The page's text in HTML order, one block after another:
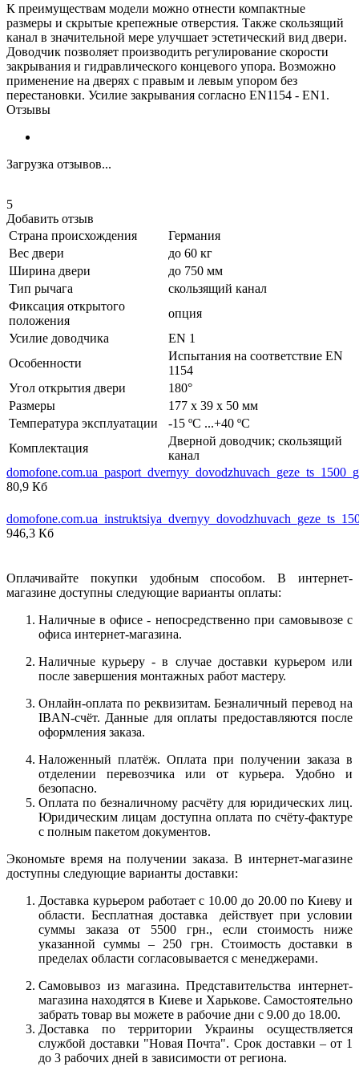
К преимуществам модели можно отнести компактные
размеры и скрытые крепежные отверстия. Также скользящий
канал в значительной мере улучшает эстетический вид двери.
Доводчик позволяет производить регулирование скорости
закрывания и гидравлического концевого упора. Возможно
применение на дверях с правым и левым упором без
перестановки. Усилие закрывания согласно EN1154 - EN1.
Отзывы
Загрузка отзывов...
5
Добавить отзыв
Страна происхождения
Германия
Вес двери
до 60 кг
Ширина двери
до 750 мм
Тип рычага
скользящий канал
Фиксация открытого
положения
опция
Усилие доводчика
EN 1
Особенности
Испытания на соответствие EN
1154
Угол открытия двери
180°
Размеры
177 х 39 х 50 мм
Температура эксплуатации
-15 ºC ...+40 ºC
Комплектация
Дверной доводчик; скользящий
канал
domofone.com.ua_pasport_dvernyy_dovodzhuvach_geze_ts_1500_g
80,9 Кб
946,3 Кб
Оплачивайте покупки удобным способом. В интернет-
магазине доступны следующие варианты оплаты:
Наличные в офисе - непосредственно при самовывозе с
офиса интернет-магазина.
Наличные курьеру - в случае доставки курьером или
после завершения монтажных работ мастеру.
Онлайн-оплата по реквизитам. Безналичный перевод на
IBAN-счёт. Данные для оплаты предоставляются после
оформления заказа.
Наложенный платёж. Оплата при получении заказа в
отделении перевозчика или от курьера. Удобно и
безопасно.
Оплата по безналичному расчёту для юридических лиц.
Юридическим лицам доступна оплата по счёту-фактуре
с полным пакетом документов.
Экономьте время на получении заказа. В интернет-магазине
доступны следующие варианты доставки:
Доставка курьером работает с 10.00 до 20.00 по Киеву и
области. Бесплатная доставка действует при условии
суммы заказа от 5500 грн., если стоимость ниже
указанной суммы – 250 грн. Стоимость доставки в
пределах области согласовывается с менеджерами.
Самовывоз из магазина. Представительства интернет-
магазина находятся в Киеве и Харькове. Самостоятельно
забрать товар вы можете в рабочие дни с 9.00 до 18.00.
Доставка по территории Украины осуществляется
службой доставки "Новая Почта". Срок доставки – от 1
до 3 рабочих дней в зависимости от региона.